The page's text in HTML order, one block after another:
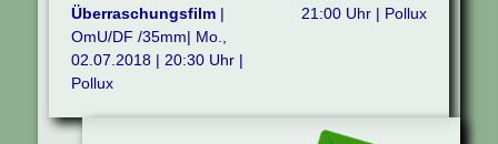
21:00 Uhr | Pollux
Überraschungsfilm |
OmU/DF /35mm| Mo.,
02.07.2018 | 20:30 Uhr |
Pollux